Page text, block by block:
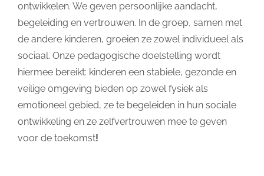
ontwikkelen. We geven persoonlijke aandacht,
begeleiding en vertrouwen. In de groep, samen met
de andere kinderen, groeien ze zowel individueel als
sociaal. Onze pedagogische doelstelling wordt
hiermee bereikt: kinderen een stabiele, gezonde en
veilige omgeving bieden op zowel fysiek als
emotioneel gebied, ze te begeleiden in hun sociale
ontwikkeling en ze zelfvertrouwen mee te geven
voor de toekomst!